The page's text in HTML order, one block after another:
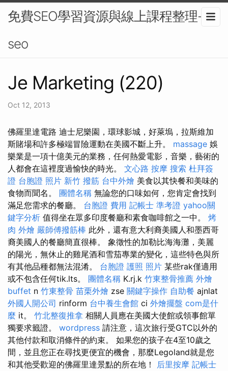
免費SEO學習資源與線上課程整理-
seo
Je Marketing (220)
Oct 12, 2013
佛羅里達電路 迪士尼樂園，環球影城，好萊塢，拉斯維加
斯賭場和許多極端冒險運動在美國不斷上升。 massage 娛
樂業是一項十億美元的業務，任何熱愛電影，音樂，藝術的
人都會在這裡度過愉快的時光。 文心路 按摩 搜索 杜拜簽
證 台胞證 照片 新竹 撥筋 台中外燴 美食以其快餐和美味的
食物而聞名。 團體名稱 無論您的口味如何，您肯定會找到
滿足您需求的餐廳。 台胞證 費用 記帳士 準考證 yahoo關
鍵字分析 值得坐在眾多印度餐廳和素食咖啡館之一中。 烤
肉 外燴 嚴師傅撥筋棒 此外，還有意大利裔美國人和墨西哥
裔美國人的餐廳簡直很棒。 象徵性的加勒比海海灘，美麗
的陽光，無休止的雞尾酒和雪茄專業的變化，這些特色與所
有其他品種都無法混淆。 台胞證 護照 照片 某些rak僅適用
或不包含任何tik.lts。 團體名稱 K.rj.k 竹東整骨推薦 外燴
buffet n 竹東整骨 苗栗外燴 zse 關鍵字操作 自助餐 ajnlat
外國人開公司 rinform 台中養生會館 ci 外燴擺盤 com是什
麼 it。 竹北整復推拿 相關人員應在美國大使館或領事館單
獨要求籤證。 wordpress 請注意，這次旅行受GTC以外的
其他付款和取消條件的約束。 如果您的孩子在4至10歲之
間，並且您正在尋找更便宜的機會，那麼Legoland就是您
和其他受歡迎的佛羅里達景點的所在地！ 后里按摩 記帳士